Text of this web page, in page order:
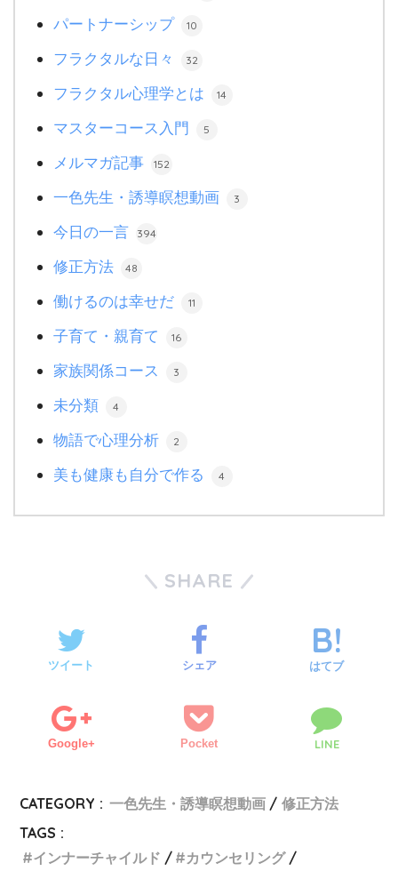
パートナーシップ 10
フラクタルな日々 32
フラクタル心理学とは 14
マスターコース入門 5
メルマガ記事 152
一色先生・誘導瞑想動画 3
今日の一言 394
修正方法 48
働けるのは幸せだ 11
子育て・親育て 16
家族関係コース 3
未分類 4
物語で心理分析 2
美も健康も自分で作る 4
SHARE
ツイート シェア はてブ
Google+ Pocket LINE
CATEGORY : 一色先生・誘導瞑想動画
修正方法
TAGS :
インナーチャイルド
カウンセリング